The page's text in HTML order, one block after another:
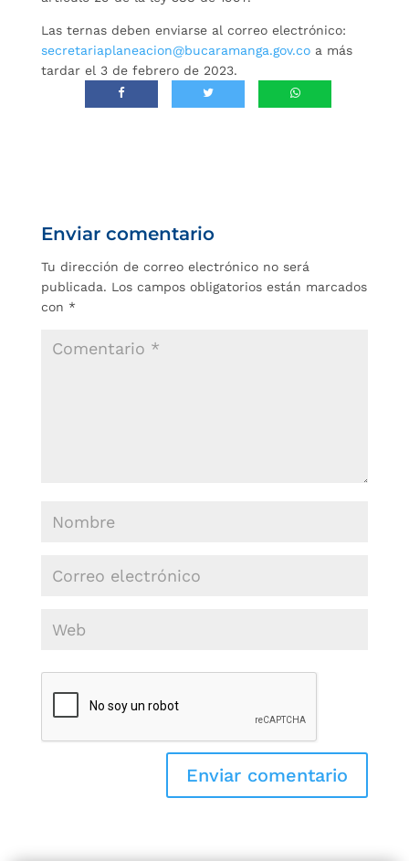
Las ternas deben enviarse al correo electrónico:
secretariaplaneacion@bucaramanga.gov.coa más
tardar el 3 de febrero de 2023.
Enviar comentario
Tu dirección de correo electrónico no será
publicada. Los campos obligatorios están marcados
con *